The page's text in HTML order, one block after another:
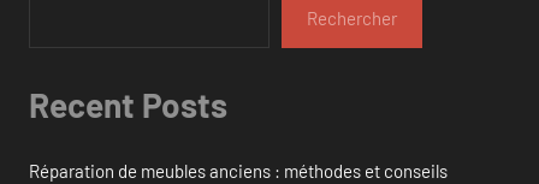
Rechercher
Recent Posts
Réparation de meubles anciens : méthodes et conseils